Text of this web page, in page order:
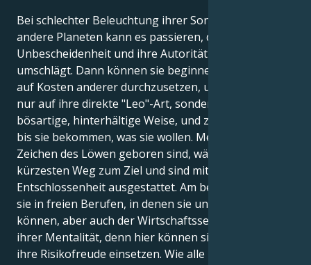
Bei schlechter Beleuchtung ihrer Sonne durch
andere Planeten kann es passieren, dass ihr Stolz in
Unbescheidenheit und ihre Autorität in Arroganz
umschlägt. Dann können sie beginnen, ihren Willen
auf Kosten anderer durchzusetzen, und zwar nicht
nur auf ihre direkte "Leo"-Art, sondern auch auf eine
bösartige, hinterhältige Weise, und zwar so lange,
bis sie bekommen, was sie wollen. Menschen, die im
Zeichen des Löwen geboren sind, wählen immer den
kürzesten Weg zum Ziel und sind mit großer
Entschlossenheit ausgestattet. Am besten gedeihen
sie in freien Berufen, in denen sie unabhängig sein
können, aber auch der Wirtschaftssektor passt zu
ihrer Mentalität, denn hier können sie ihren Mut und
ihre Risikofreude einsetzen. Wie alle Raubkatzen